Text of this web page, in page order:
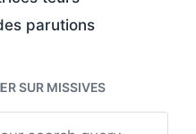
parutions
SUR MISSIVES